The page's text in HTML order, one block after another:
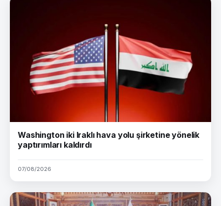
Washington iki Iraklı hava yolu şirketine yönelik
yaptırımları kaldırdı
07/08/2026